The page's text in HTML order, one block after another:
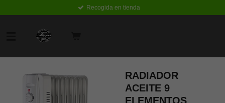
Recogida en tienda
RADIADOR
ACEITE 9
ELEMENTOS